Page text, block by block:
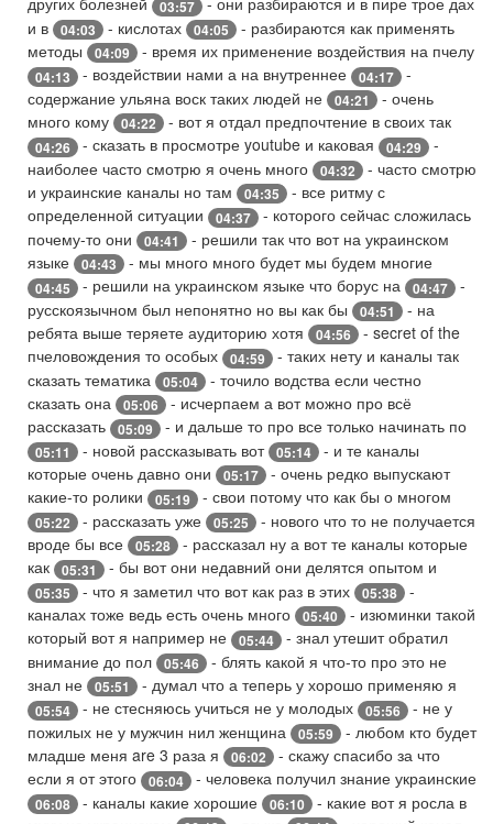
03:57
и в
04:03 - кислотах 04:05
- разбираются как применять
методы
04:09 - время их применение воздействия на пчелу
04:13 - воздействии нами а на внутреннее 04:17
-
содержание ульяна воск таких людей не
04:21
- очень
много кому
04:22 - вот я отдал предпочтение в своих так
04:26 - сказать в просмотре youtube и каковая 04:29
-
наиболее часто смотрю я очень много
04:32
- часто смотрю
и украинские каналы но там
04:35
- все ритму с
определенной ситуации
04:37
- которого сейчас сложилась
почему-то они
04:41
- решили так что вот на украинском
языке
04:43 - мы много много будет мы будем многие
04:45 - решили на украинском языке что борус на 04:47
-
русскоязычном был непонятно но вы как бы
04:51
- на
ребята выше теряете аудиторию хотя
04:56
- secret of the
пчеловождения то особых
04:59
- таких нету и каналы так
сказать тематика
05:04
- точило водства если честно
сказать она
05:06
- исчерпаем а вот можно про всё
рассказать
05:09 - и дальше то про все только начинать по
05:11 - новой рассказывать вот 05:14
- и те каналы
которые очень давно они
05:17
- очень редко выпускают
какие-то ролики
05:19 - свои потому что как бы о многом
05:22 - рассказать уже 05:25
- нового что то не получается
вроде бы все
05:28
- рассказал ну а вот те каналы которые
как
05:31 - бы вот они недавний они делятся опытом и
05:35 - что я заметил что вот как раз в этих 05:38
-
каналах тоже ведь есть очень много
05:40
- изюминки такой
который вот я например не
05:44
- знал утешит обратил
внимание до пол
05:46
- блять какой я что-то про это не
знал не
05:51 - думал что а теперь у хорошо применяю я
05:54 - не стесняюсь учиться не у молодых 05:56
- не у
пожилых не у мужчин нил женщина
05:59
- любом кто будет
младше меня are 3 раза я
06:02
- скажу спасибо за что
если я от этого
06:04 - человека получил знание украинские
06:08 - каналы какие хорошие 06:10
- какие вот я росла в